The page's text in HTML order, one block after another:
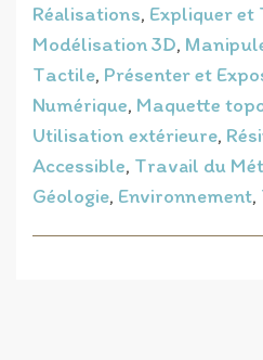
Réalisations, Expliquer
Modélisation 3D,
Tactile, Présenter et
Numérique, Maquette
Utilisation extérieure,
Accessible, Travail du
Géologie, Environnement,